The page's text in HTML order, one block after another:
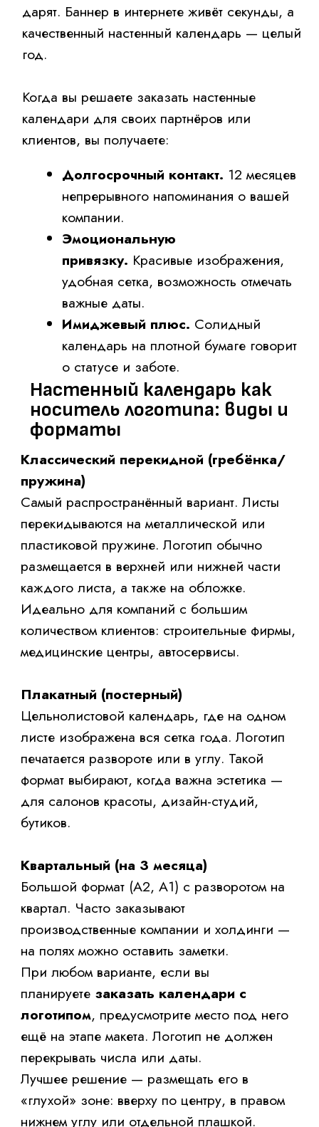
Заказать календари с
логотипом: тиражи и
способы печати
По технологии печати лидеры — офсет (для
тиражей от 300 штук, дешевле на больших
объёмах) и цифровая печать (для малых
решите заказать настенные календари с
высокими требованиями к цветопередаче
плотностью от 200 г/м². Для бюджетного
варианта подойдёт офсетная бумага 160–
Классический перекидной (гребёнка/
Самый распространённый вариант. Листы
перекидываются на металлической или
каждого листа, а также на обложке.
Идеально для компаний с большим
количеством клиентов: строительные фирмы,
медицинские центры, автосервисы.
Плакатный (постерный)
Цельнолистовой календарь, где на одном
печатается развороте или в углу. Такой
формат выбирают, когда важна эстетика —
для салонов красоты, дизайн-студий,
Квартальный (на 3 месяца)
Большой формат (А2, А1) с разворотом на
квартал. Часто заказывают
производственные компании и холдинги —
на полях можно оставить заметки.
При любом варианте, если вы
планируетезаказать календари с
логотипом, предусмотрите место под него
ещё на этапе макета. Логотип не должен
перекрывать числа или даты.
Лучшее решение — размещать его в
«глухой» зоне: вверху по центру, в правом
нижнем углу или отдельной плашкой.
Логотип, который работает: 3
правила брендирования
Просто напечатать логотип на календаре
недостаточно. Он должен быть заметен,
Правило 1. Контрастность.Если ваш
логотип чёрно-белый, не ставьте его на
тёмное изображение. Подложите белую
подложку или используйте выворотку.
Правило 2. Размер.Логотип не должен
иначе он будет мешать восприятию дат. Но
и слишком мелкий (менее 2 см по высоте)
просто потеряется на стене.
Правило 3. Единый стиль.
это продолжение вашего фирменного
стиля. Используйте те же шрифты, цвета,
Тогда бренд будет узнаваем везде.
Когда вы заказать календари с логотипом в
типографии, попросите предварительный